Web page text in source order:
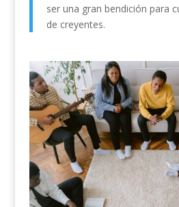
ser una gran bendición para
de creyentes.